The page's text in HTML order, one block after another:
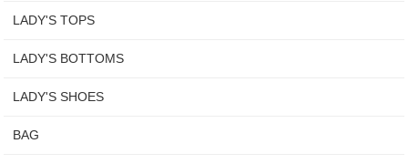
LADY'S TOPS
LADY'S BOTTOMS
LADY'S SHOES
BAG